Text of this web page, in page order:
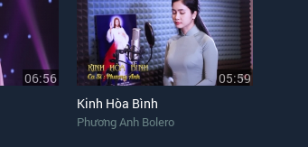
06:56
05:59
Kinh Hòa Bình
Phương Anh Bolero